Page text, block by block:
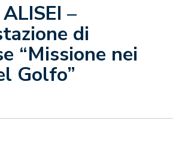
–
di
“Missione nei
Golfo”